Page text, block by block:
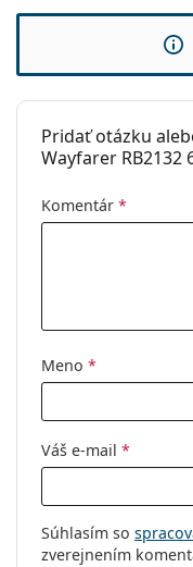
Pridať otázku
Wayfarer RB2132
Komentár *
Meno *
Váš e-mail *
Súhlasím so
zverejnením